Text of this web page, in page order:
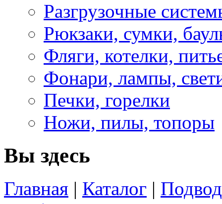
Разгрузочные
Рюкзаки, сумки,
Фляги, котелки,
Фонари, лампы,
Печки, горелки
Ножи, пилы, топоры
Вы здесь
Главная | Каталог |